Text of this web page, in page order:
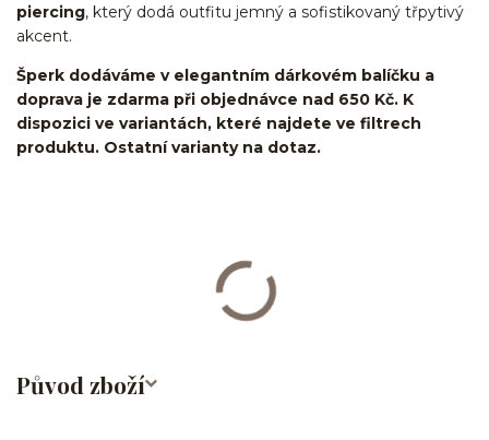
piercing, který dodá outfitu jemný a sofistikovaný třpytivý
akcent.
Šperk dodáváme v elegantním dárkovém balíčku a
doprava je zdarma při objednávce nad 650 Kč. K
dispozici ve variantách, které najdete ve filtrech
produktu. Ostatní varianty na dotaz.
Původ zboží